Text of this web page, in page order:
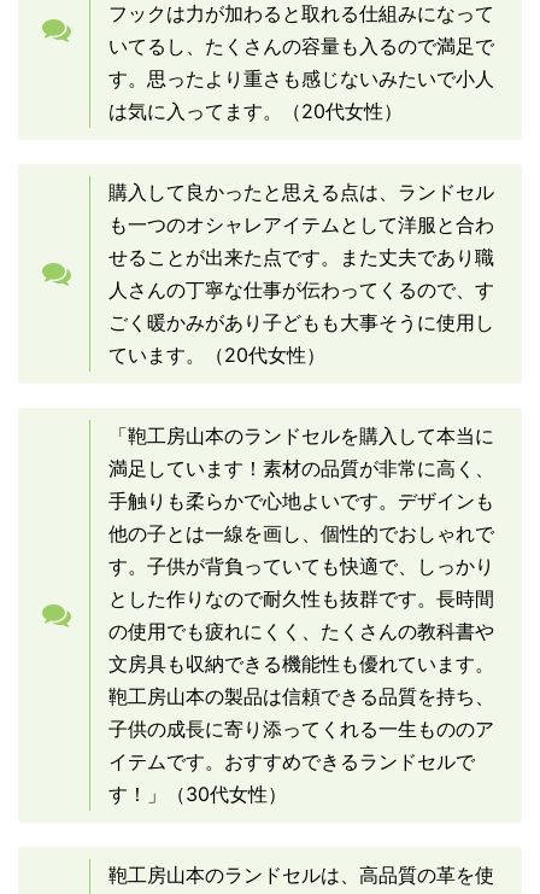
フックは力が加わると取れる仕組みになって
いてるし、たくさんの容量も入るので満足で
す。思ったより重さも感じないみたいで小人
は気に入ってます。（20代女性）
購入して良かったと思える点は、ランドセル
も一つのオシャレアイテムとして洋服と合わ
せることが出来た点です。また丈夫であり職
人さんの丁寧な仕事が伝わってくるので、す
ごく暖かみがあり子どもも大事そうに使用し
ています。（20代女性）
「鞄工房山本のランドセルを購入して本当に
満足しています！素材の品質が非常に高く、
手触りも柔らかで心地よいです。デザインも
他の子とは一線を画し、個性的でおしゃれで
す。子供が背負っていても快適で、しっかり
とした作りなので耐久性も抜群です。長時間
の使用でも疲れにくく、たくさんの教科書や
文房具も収納できる機能性も優れています。
鞄工房山本の製品は信頼できる品質を持ち、
子供の成長に寄り添ってくれる一生もののア
イテムです。おすすめできるランドセルで
す！」（30代女性）
鞄工房山本のランドセルは、高品質の革を使